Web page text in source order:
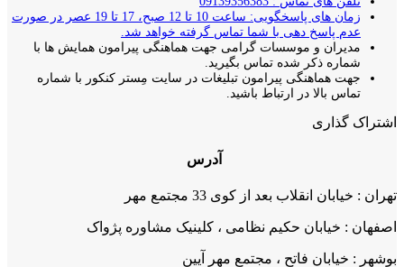
زمان های پاسخگویی: ساعت 10 تا 12 صبح، 17 تا 19 عصر در صورت
عدم پاسخ دهی با شما تماس گرفته خواهد شد.
مدیران و موسسات گرامی جهت هماهنگی پیرامون همایش ها با
شماره ذکر شده تماس بگیرید.
جهت هماهنگی پیرامون تبلیغات در سایت مِستر کنکور با شماره
تماس بالا در ارتباط باشید.
اشتراک گذاری
آدرس
تهران : خیابان انقلاب بعد از کوی 33 مجتمع مهر
اصفهان : خیابان حکیم نظامی ، کلینیک مشاوره پژواک
بوشهر : خیابان فاتح ، مجتمع مهر آیین